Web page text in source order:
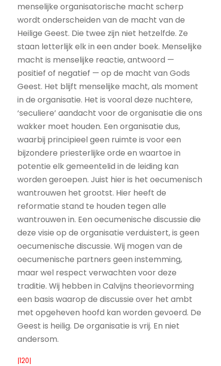
menselijke organisatorische macht scherp
wordt onderscheiden van de macht van de
Heilige Geest. Die twee zijn niet hetzelfde. Ze
staan letterlijk elk in een ander boek. Menselijke
macht is menselijke reactie, antwoord —
positief of negatief — op de macht van Gods
Geest. Het blijft menselijke macht, als moment
in de organisatie. Het is vooral deze nuchtere,
‘seculiere’ aandacht voor de organisatie die ons
wakker moet houden. Een organisatie dus,
waarbij principieel geen ruimte is voor een
bijzondere priesterlijke orde en waartoe in
potentie elk gemeentelid in de leiding kan
worden geroepen. Juist hier is het oecumenisch
wantrouwen het grootst. Hier heeft de
reformatie stand te houden tegen alle
wantrouwen in. Een oecumenische discussie die
deze visie op de organisatie verduistert, is geen
oecumenische discussie. Wij mogen van de
oecumenische partners geen instemming,
maar wel respect verwachten voor deze
traditie. Wij hebben in Calvijns theorievorming
een basis waarop de discussie over het ambt
met opgeheven hoofd kan worden gevoerd. De
Geest is heilig. De organisatie is vrij. En niet
andersom.
|120|